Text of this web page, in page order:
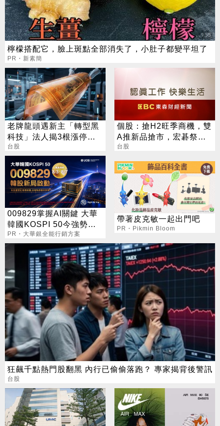
檸檬搭配它，臉上斑點全部消失了，小肚子都變平坦了
PR・新素簡
老牌龍頭遇新主「轉型黑
科技」法人揭3根漲停背
後秘辛
台股
個股：搶H2旺季商機，雙
A推新品搶市，宏碁祭出
可翻轉觸控NB，華碩推聯
台股
009829掌握AI關鍵 大華
韓國KOSPI 50今強勢開
募
PR・大華銀全能行銷方案
帶著皮克敏一起出門吧
PR・Pikmin Bloom
狂飆千點熱門股翻黑 內行已偷偷落跑？ 專家揭背後警訊
台股